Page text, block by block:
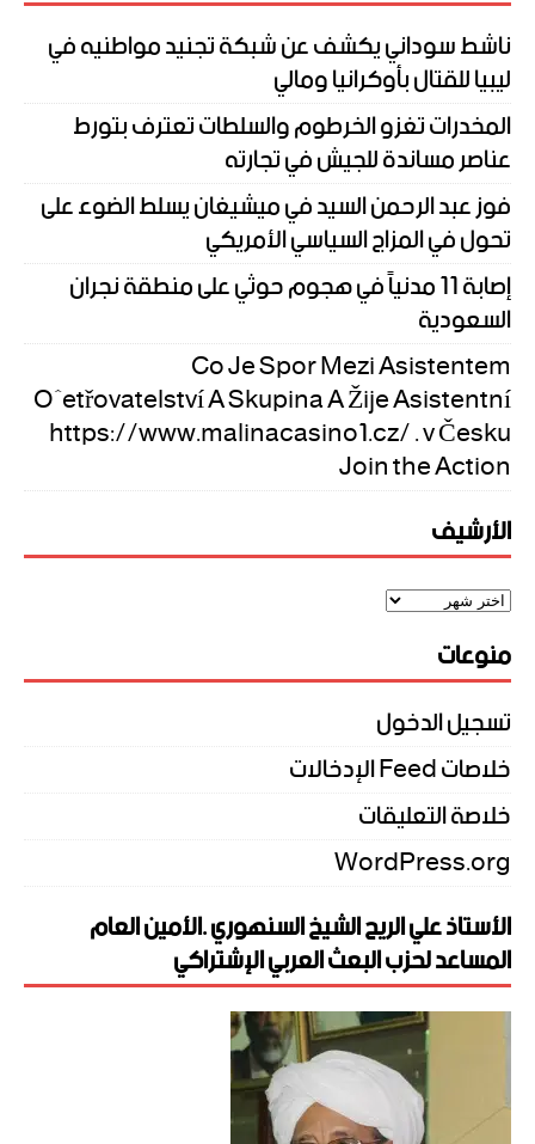
ناشط سوداني يكشف عن شبكة تجنيد مواطنيه في
ليبيا للقتال بأوكرانيا ومالي
المخدرات تغزو الخرطوم والسلطات تعترف بتورط
عناصر مساندة للجيش في تجارته
فوز عبد الرحمن السيد في ميشيغان يسلط الضوء على
تحول في المزاج السياسي الأمريكي
إصابة 11 مدنياً في هجوم حوثي على منطقة نجران
السعودية
Co Je Spor Mezi Asistentem
Ošetřovatelství A Skupina A Žije Asistentní
https://www.malinacasino1.cz/ . v Česku
Join the Action
الأرشيف
منوعات
تسجيل الدخول
خلاصات Feed الإدخالات
خلاصة التعليقات
WordPress.org
الأستاذ علي الريح الشيخ السنهوري .الأمين العام
المساعد لحزب البعث العربي الإشتراكي